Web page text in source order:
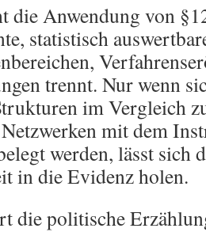
die Anwendung von
statistisch
trennt. Nur wenn
im Vergleich
mit dem
werden, lässt sich
in die Evidenz holen.
die politische